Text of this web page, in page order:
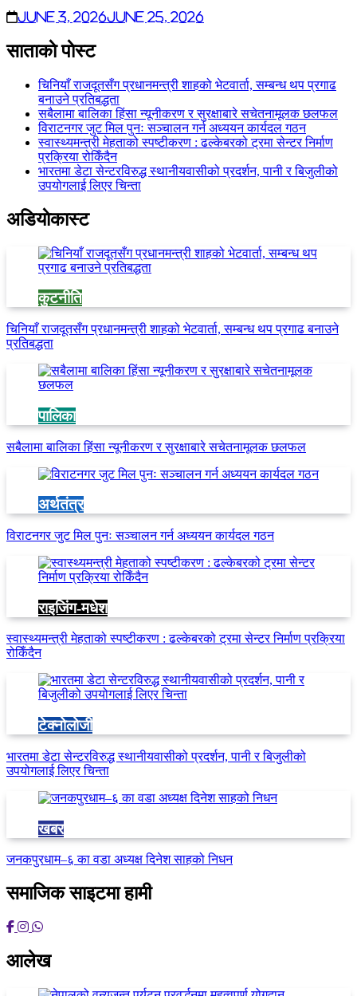
June 3, 2026June 25, 2026
साताकाे पाेस्ट
चिनियाँ राजदूतसँग प्रधानमन्त्री शाहको भेटवार्ता, सम्बन्ध थप प्रगाढ
बनाउने प्रतिबद्धता
सबैलामा बालिका हिंसा न्यूनीकरण र सुरक्षाबारे सचेतनामूलक छलफल
विराटनगर जुट मिल पुनः सञ्चालन गर्न अध्ययन कार्यदल गठन
स्वास्थ्यमन्त्री मेहताको स्पष्टीकरण : ढल्केबरको ट्रमा सेन्टर निर्माण
प्रक्रिया रोकिँदैन
भारतमा डेटा सेन्टरविरुद्ध स्थानीयवासीको प्रदर्शन, पानी र बिजुलीको
उपयोगलाई लिएर चिन्ता
अडियाेकास्ट
कुटनीति
चिनियाँ राजदूतसँग प्रधानमन्त्री शाहको भेटवार्ता, सम्बन्ध थप प्रगाढ बनाउने
प्रतिबद्धता
पालिका
सबैलामा बालिका हिंसा न्यूनीकरण र सुरक्षाबारे सचेतनामूलक छलफल
अर्थतंत्र
विराटनगर जुट मिल पुनः सञ्चालन गर्न अध्ययन कार्यदल गठन
राइजिंग-मधेश
स्वास्थ्यमन्त्री मेहताको स्पष्टीकरण : ढल्केबरको ट्रमा सेन्टर निर्माण प्रक्रिया
रोकिँदैन
टेक्नोलोजी
भारतमा डेटा सेन्टरविरुद्ध स्थानीयवासीको प्रदर्शन, पानी र बिजुलीको
उपयोगलाई लिएर चिन्ता
खबर
जनकपुरधाम–६ का वडा अध्यक्ष दिनेश साहको निधन
समाजिक साइटमा हामी
आलेख